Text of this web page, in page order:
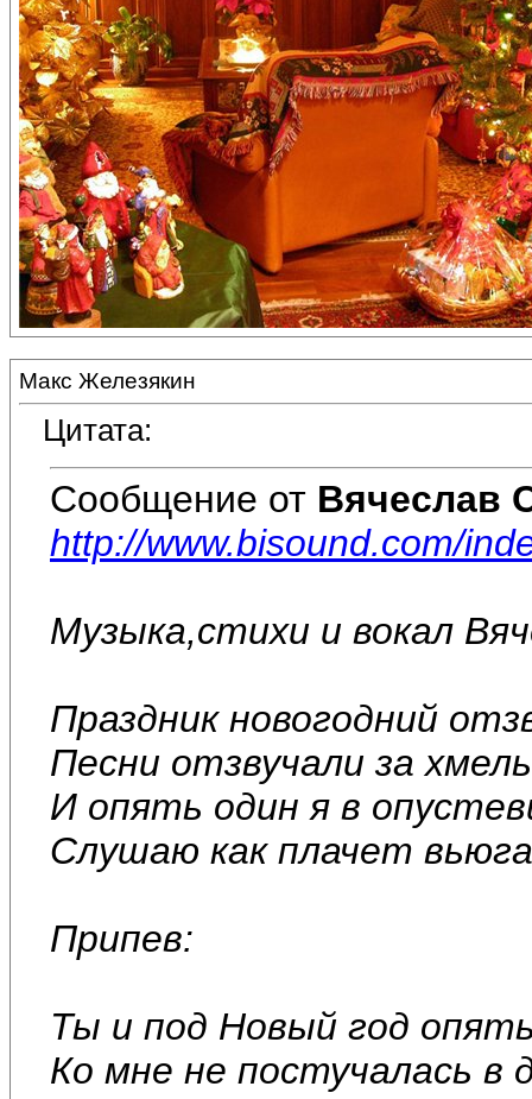
Макс Железякин
Цитата:
Сообщение от Вячеслав
http://www.bisound.com/
Музыка,стихи и вокал
Праздник новогодний
Песни отзвучали за
И опять один я в
Слушаю как плачет
Припев:
Ты и под Новый год
Ко мне не постучалась в